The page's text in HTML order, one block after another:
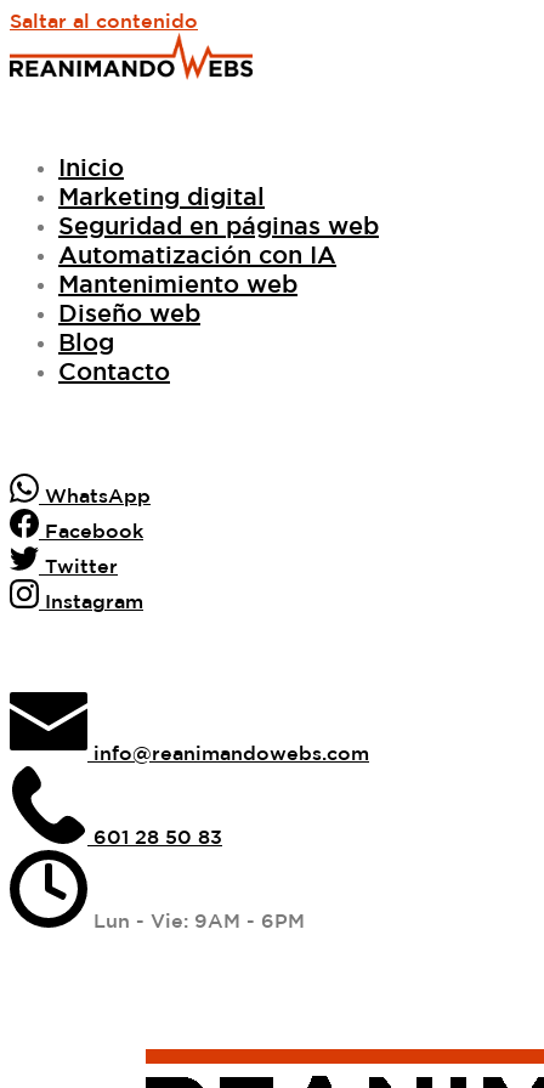
Saltar al contenido
Inicio
Marketing digital
Seguridad en páginas web
Automatización con IA
Mantenimiento web
Diseño web
Blog
Contacto
WhatsApp
Facebook
Twitter
Instagram
info@reanimandowebs.com
601 28 50 83
Lun - Vie: 9AM - 6PM